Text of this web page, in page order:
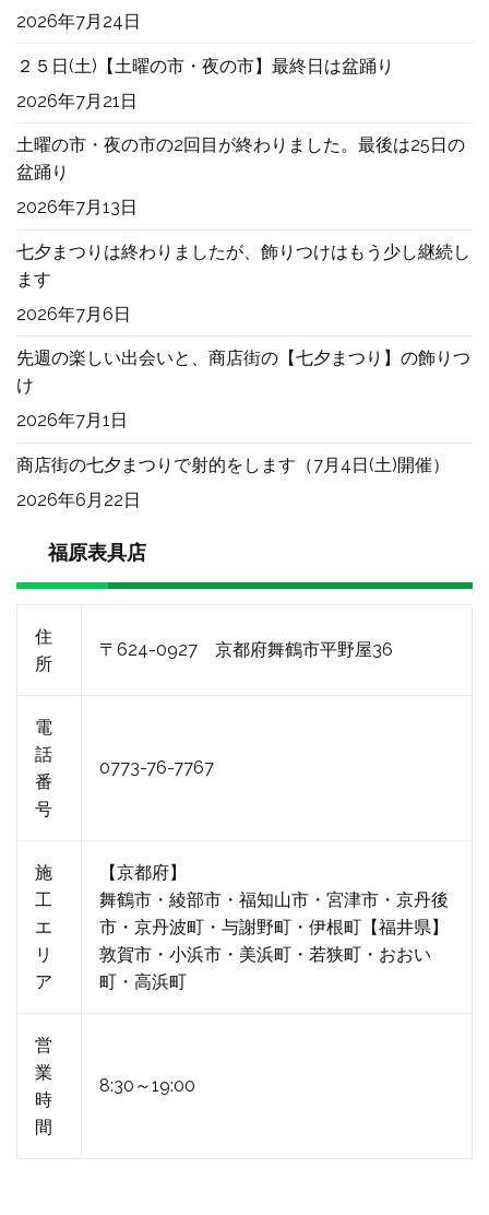
2026年7月24日
２５日(土)【土曜の市・夜の市】最終日は盆踊り
2026年7月21日
土曜の市・夜の市の2回目が終わりました。最後は25日の
盆踊り
2026年7月13日
七夕まつりは終わりましたが、飾りつけはもう少し継続し
ます
2026年7月6日
先週の楽しい出会いと、商店街の【七夕まつり】の飾りつ
け
2026年7月1日
商店街の七夕まつりで射的をします（7月4日(土)開催）
2026年6月22日
福原表具店
住
所
〒624-0927 京都府舞鶴市平野屋36
電
話
番
号
0773-76-7767
施
工
エ
リ
ア
【京都府】
舞鶴市・綾部市・福知山市・宮津市・京丹後
市・京丹波町・与謝野町・伊根町【福井県】
敦賀市・小浜市・美浜町・若狭町・おおい
町・高浜町
営
業
時
間
8:30～19:00